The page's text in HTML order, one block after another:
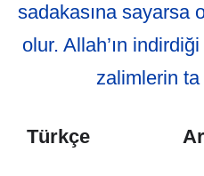
sadakasına sayarsa
olur. Allah’ın
zalimlerin
Türkçe